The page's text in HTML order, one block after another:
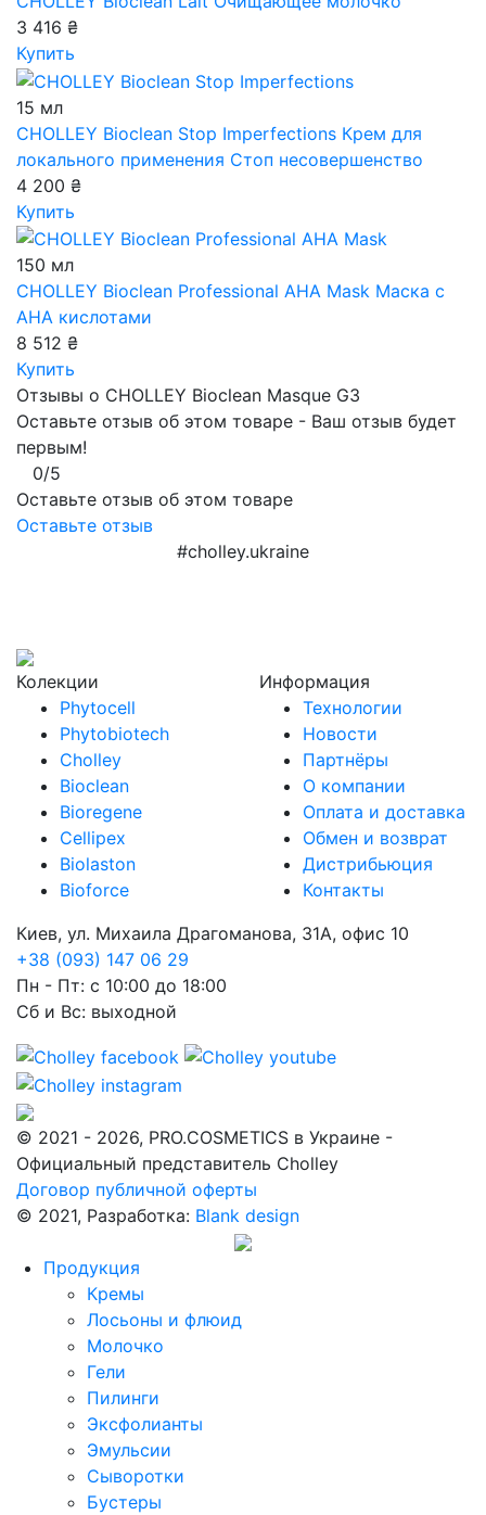
3 416 ₴
Купить
15 мл
CHOLLEY Bioclean Stop Imperfections Крем для
локального применения Стоп несовершенство
4 200 ₴
Купить
150 мл
CHOLLEY Bioclean Professional AHA Mask Маска с
AHA кислотами
8 512 ₴
Купить
Отзывы о CHOLLEY Bioclean Masque G3
Оставьте отзыв об этом товаре - Ваш отзыв будет
первым!
0/5
Оставьте отзыв об этом товаре
Оставьте отзыв
#cholley.ukraine
Колекции
Phytocell
Phytobiotech
Cholley
Bioclean
Bioregene
Cellipex
Biolaston
Bioforce
Информация
Технологии
Новости
Партнёры
О компании
Оплата и доставка
Обмен и возврат
Дистрибьюция
Контакты
Киев, ул. Михаила Драгоманова, 31А, офис 10
+38 (093) 147 06 29
Пн - Пт: с 10:00 до 18:00
Сб и Вс: выходной
© 2021 - 2026, PRO.COSMETICS в Украине -
Официальный представитель Cholley
Договор публичной оферты
© 2021, Разработка: Blank design
Продукция
Кремы
Лосьоны и флюид
Молочко
Гели
Пилинги
Эксфолианты
Эмульсии
Сыворотки
Бустеры